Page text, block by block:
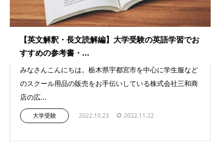
【英文解釈・長文読解編】大学受験の英語学習でお
すすめの参考書・...
みなさんこんにちは。栃木県宇都宮市を中心に学生服など
のスクール用品の販売をお手伝いしている株式会社三和商
店の広...
大学受験 2022.10.23 2022.11.22